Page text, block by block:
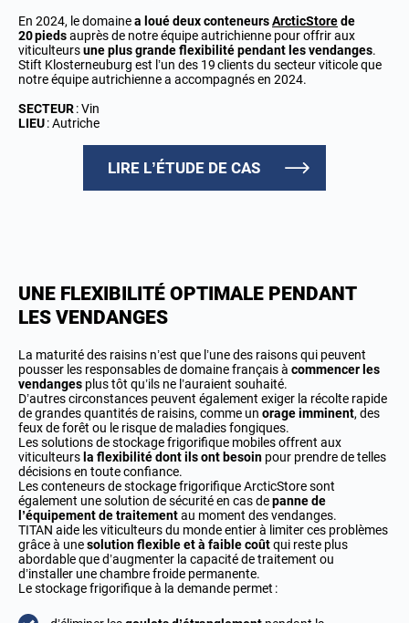
En 2024, le domainea loué deux conteneursArcticStorede
20 piedsauprès de notre équipe autrichienne pour offrir aux
viticulteursune plus grande flexibilité pendant les vendanges.
Stift Klosterneuburg est l’un des 19 clients du secteur viticole que
notre équipe autrichienne a accompagnés en 2024.
SECTEUR: Vin
LIEU: Autriche
LIRE L’ÉTUDE DE CAS
UNE FLEXIBILITÉ OPTIMALE PENDANT
LES VENDANGES
La maturité des raisins n’est que l’une des raisons qui peuvent
pousser les responsables de domaine français à commencer les
vendanges plus tôt qu’ils ne l’auraient souhaité.
D’autres circonstances peuvent également exiger la récolte rapide
de grandes quantités de raisins, comme un orage imminent, des
feux de forêt ou le risque de maladies fongiques.
Les solutions de stockage frigorifique mobiles offrent aux
viticulteurs la flexibilité dont ils ont besoin pour prendre de telles
décisions en toute confiance.
Les conteneurs de stockage frigorifique ArcticStore sont
également une solution de sécurité en cas depanne de
l’équipement de traitementau moment des vendanges.
TITAN aide les viticulteurs du monde entier à limiter ces problèmes
grâce à unesolution flexible et à faible coûtqui reste plus
abordable que d’augmenter la capacité de traitement ou
d’installer une chambre froide permanente.
Le stockage frigorifique à la demande permet :